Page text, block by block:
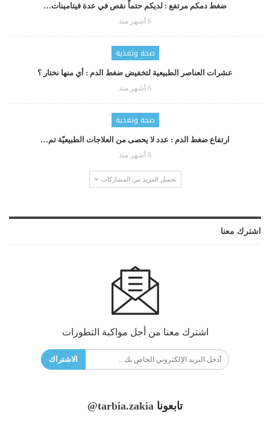
ضغط دمكم مرتفع : لديكم حتماّ نقص في عدة فيتامينات…
6 أشهر منذ
صحة وتغذية
عشرات العناصر الطبيعية لتخفيض ضغط الدم : أي منها نختار ؟
6 أشهر منذ
صحة وتغذية
ارتفاع ضغط الدم : عدد لا يحصى من العلاجات الطبيعيّة تم…
6 أشهر منذ
تحميل المزيد من المشاركات
اشترك معنا
اشترك معنا من أجل مواكبة التطورات
الاشتراك
تابعونا @tarbia.zakia